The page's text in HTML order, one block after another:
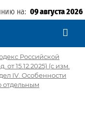
на: 09 августа 2026
Российской
15.12.2025) (с изм.
IV. Особенности
отдельным